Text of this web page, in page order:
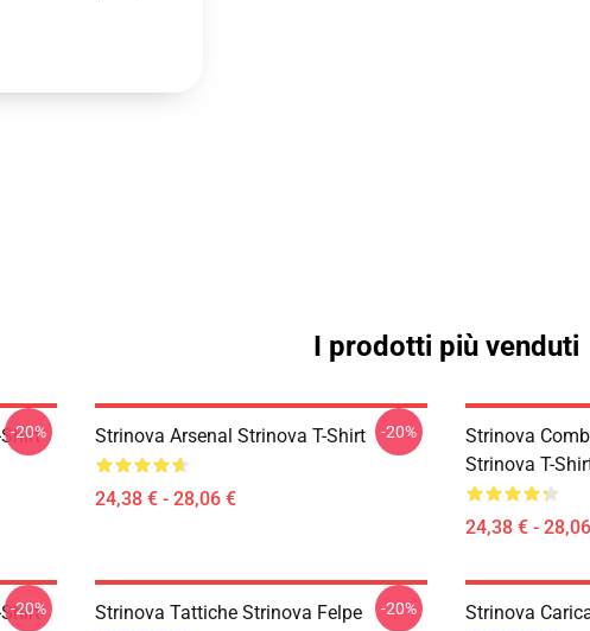
I prodotti più venduti
-20% Strinova Arsenal Strinova T-Shirt
24,38 € - 28,06 €
-20%
Strinova
Strinova T-
24,38 € -
-20% Strinova Tattiche Strinova Felpe -20% Strinova